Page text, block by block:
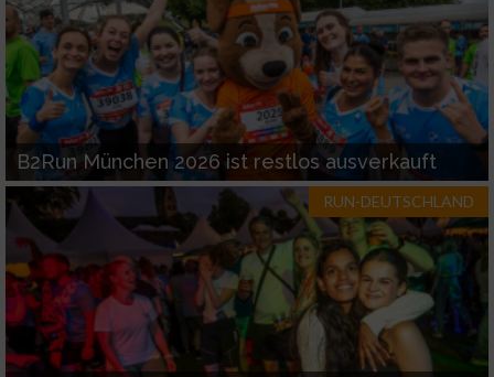
B2Run München 2026 ist restlos ausverkauft
RUN-DEUTSCHLAND